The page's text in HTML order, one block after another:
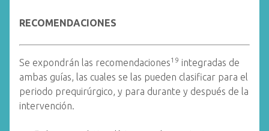
RECOMENDACIONES
Se expondrán las recomendaciones19 integradas de
ambas guías, las cuales se las pueden clasificar para el
periodo prequirúrgico, y para durante y después de la
intervención.